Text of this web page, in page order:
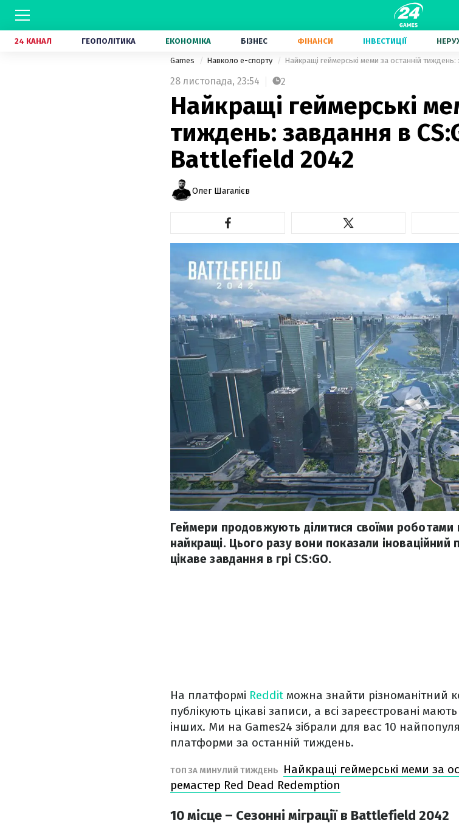
24 КАНАЛ ГЕОПОЛІТИКА ЕКОНОМІКА БІЗНЕС ФІНАНСИ ІНВЕСТИЦІЇ
Games Навколо е-спорту Найкращі геймерські меми за останній
28 листопада, 23:54 2
Найкращі геймерські
тиждень: завдання в
Battlefield 2042
Олег Шагалієв
Геймери продовжують ділитися своїми
найкращі. Цього разу вони показали
цікаве завдання в грі CS:GO.
На платформі Reddit можна знайти різноманітний
публікують цікаві записи, а всі зареєстровані
інших. Ми на Games24 зібрали для вас 10
платформи за останній тиждень.
ТОП ЗА МИНУЛИЙ ТИЖДЕНЬ
Найкращі геймерські меми за
ремастер Red Dead Redemption
10 місце – Сезонні міграції в Battlefield 2042